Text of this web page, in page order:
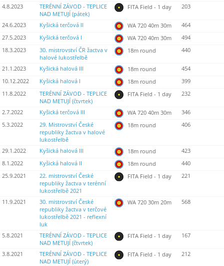
4.8.2023
TERÉNNÍ ZÁVOD - TEPLICE
NAD METUJÍ (pátek)
FITA Field - 1 day 203
24.6.2023 Kyšická terčová II WA 720 40m 30m
464
27.5.2023
Kyšická terčová I WA 720 40m 30m
494
18.3.2023
30. mistrovství ČR žactva v
halové lukostřelbě
18m round 440
21.1.2023 Kyšická halová III 18m round
454
10.12.2022
Kyšická halová I 18m round
399
11.8.2022
TERÉNNÍ ZÁVOD - TEPLICE
NAD METUJÍ (čtvrtek)
FITA Field - 1 day 232
2.7.2022 Kyšická terčová III WA 720 40m 30m
346
5.3.2022
29. Mistrovství České
republiky žactva v halové
lukostřelbě
18m round 406
29.1.2022 Kyšická halová III 18m round
423
8.1.2022
Kyšická halová II 18m round
440
25.9.2021
22. mistrovství České
republiky žactva v terénní
lukostřelbě 2021
FITA Field - 1 day 221
11.9.2021
30. mistrovství České
republiky žactva v terčové
lukostřelbě 2021 - reflexní
luk
WA 720 30m 20m 568
5.8.2021
TERÉNNÍ ZÁVOD - TEPLICE
NAD METUJÍ (čtvrtek)
FITA Field - 1 day 167
3.8.2021
TERÉNNÍ ZÁVOD - TEPLICE
NAD METUJÍ (úterý)
FITA Field - 1 day 212